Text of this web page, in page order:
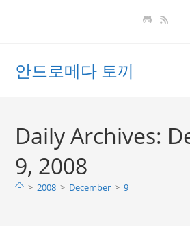
안드로메다 토끼
Daily Archives:
9, 2008
> 2008 > December > 9